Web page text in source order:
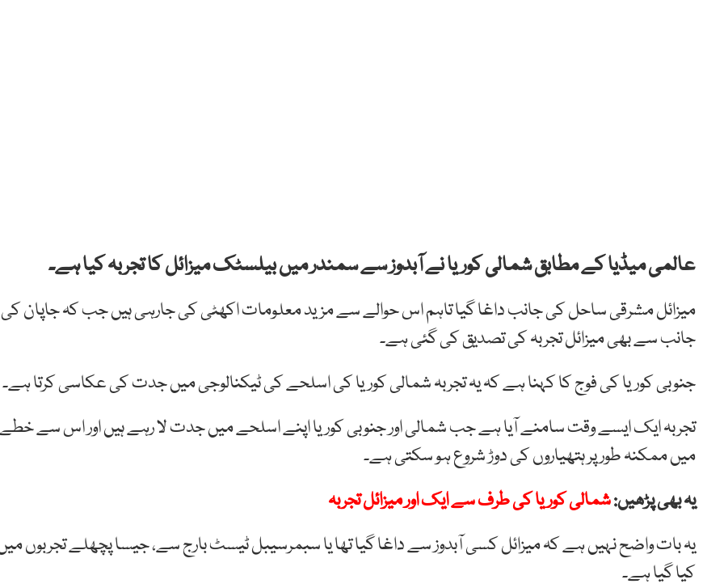
عالمی میڈیا کے مطابق شمالی کوریا نے آبدوز سے سمندر میں بیلسٹک میزائل کا تجربہ کیا ہے۔
میزائل مشرقی ساحل کی جانب داغا گیا تاہم اس حوالے سے مزید معلومات اکھٹی کی جارہی ہیں جب کہ جاپان کی
جانب سے بھی میزائل تجربہ کی تصدیق کی گئی ہے۔
جنوبی کوریا کی فوج کا کہنا ہے کہ یہ تجربہ شمالی کوریا کی اسلحے کی ٹیکنالوجی میں جدت کی عکاسی کرتا ہے۔
تجربہ ایک ایسے وقت سامنے آیا ہے جب شمالی اور جنوبی کوریا اپنے اسلحے میں جدت لا رہے ہیں اور اس سے خطے
میں ممکنہ طور پر ہتھیاروں کی دوڑ شروع ہو سکتی ہے۔
یہ بھی پڑھیں:شمالی کوریا کی طرف سے ایک اور میزائل تجربہ
یہ بات واضح نہیں ہے کہ میزائل کسی آبدوز سے داغا گیا تھا یا سبمرسیبل ٹیسٹ بارج سے، جیسا پچھلے تجربوں
کیا گیا ہے۔